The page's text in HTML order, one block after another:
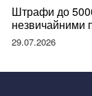
Штрафи до
незвичайними
правдою
29.07.2026